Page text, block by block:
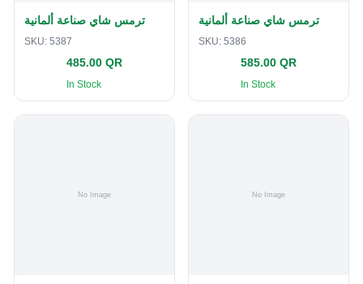
ترمس شاي صناعة ألمانية
SKU: 5387
485.00 QR
In Stock
ترمس شاي صناعة ألمانية
SKU: 5386
585.00 QR
In Stock